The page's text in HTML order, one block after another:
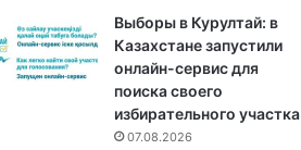
Выборы в Курултай: в
Казахстане запустили
онлайн-сервис для
поиска своего
избирательного участка
07.08.2026